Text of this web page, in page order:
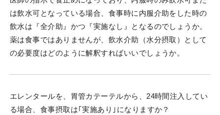
は飲水可となっている場合、食事時に内服介助をした時の
飲水は『全介助』かつ『実施なし』となるのでしょうか。
薬は食事ではありませんが、飲水介助（水分摂取）として
の必要度はどのように解釈すればいいでしょうか。
エレンタールを、胃管カテーテルから、24時間注入してい
る場合、食事摂取は｢実施あり｣になりますか？